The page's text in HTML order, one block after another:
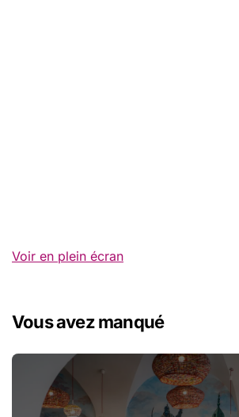
Voir en plein écran
Vous avez manqué